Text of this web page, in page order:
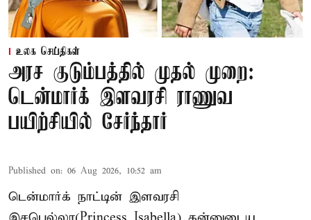
உலக செய்திகள்
அரச குடும்பத்தில் முதல் முறை:
டென்மார்க் இளவரசி ராணுவ
பயிற்சியில் சேர்ந்தார்
Published on: 06 Aug 2026, 10:52 am
டென்மார்க் நாட்டின் இளவரசி